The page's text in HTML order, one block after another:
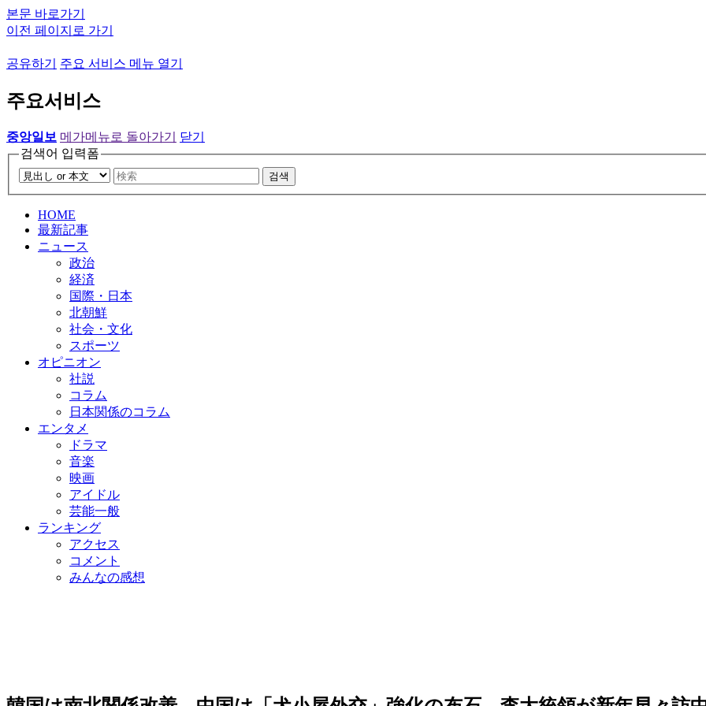
본문 바로가기
이전 페이지로 가기
공유하기 주요 서비스 메뉴 열기
주요서비스
중앙일보 메가메뉴로 돌아가기
닫기
검색어 입력폼
검색
HOME
最新記事
ニュース
政治
経済
国際・日本
北朝鮮
社会・文化
スポーツ
オピニオン
社説
コラム
日本関係のコラム
エンタメ
ドラマ
音楽
映画
アイドル
芸能一般
ランキング
アクセス
コメント
みんなの感想